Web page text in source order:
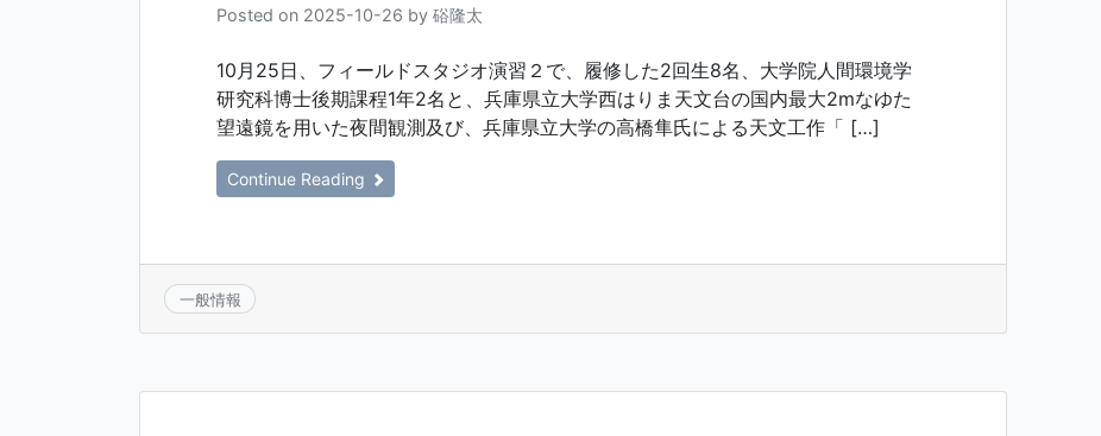
Posted on 2025-10-26 by 硲隆太
10月25日、フィールドスタジオ演習２で、履修した2回生8名、大学院人間環境学
研究科博士後期課程1年2名と、兵庫県立大学西はりま天文台の国内最大2mなゆた
望遠鏡を用いた夜間観測及び、兵庫県立大学の高橋隼氏による天文工作「 […]
Continue Reading
一般情報